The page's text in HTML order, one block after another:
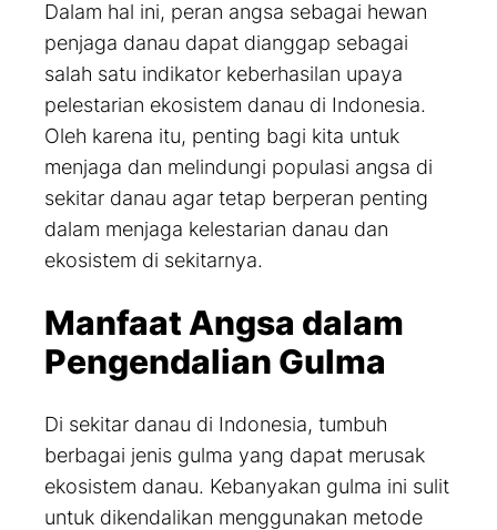
Dalam hal ini, peran angsa sebagai hewan
penjaga danau dapat dianggap sebagai
salah satu indikator keberhasilan upaya
pelestarian ekosistem danau di Indonesia.
Oleh karena itu, penting bagi kita untuk
menjaga dan melindungi populasi angsa di
sekitar danau agar tetap berperan penting
dalam menjaga kelestarian danau dan
ekosistem di sekitarnya.
Manfaat Angsa dalam
Pengendalian Gulma
Di sekitar danau di Indonesia, tumbuh
berbagai jenis gulma yang dapat merusak
ekosistem danau. Kebanyakan gulma ini sulit
untuk dikendalikan menggunakan metode